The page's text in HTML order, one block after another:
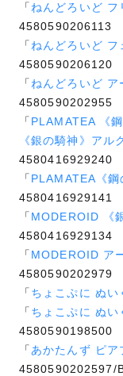
「 ねんどろいど フ
4580590206113
「 ねんどろいど フ
4580590206120
「 ねんどろいど ア
4580590202955
「 PLAMATEA 《
《銀の騎神》アル
4580416929240
「 PLAMATEA《鋼
4580416929141
「 MODEROID 《
4580416929134
「 MODEROID ア
4580590202979
「 ちょこぷに ぬい
「 ちょこぷに ぬい
4580590198500
「 あかたんず ピア
4580590202597/